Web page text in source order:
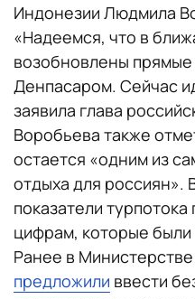
Индонезии Людмила
«Надеемся, что в
возобновлены
Денпасаром. Сейчас
заявила глава
Воробьева также
остается «одним из
отдыха для россиян».
показатели
цифрам, которые были
Ранее в
предложили ввести